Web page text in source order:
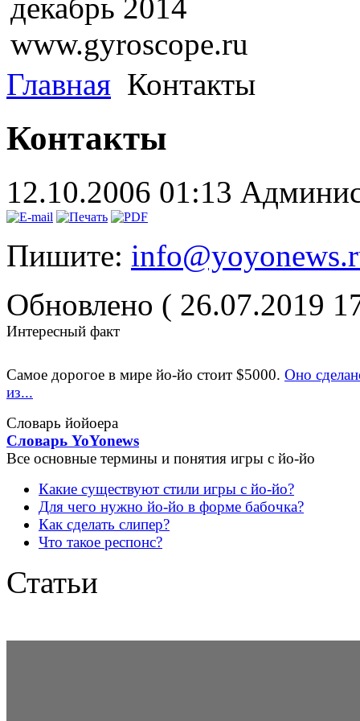
декабрь 2014
www.gyroscope.ru
Главная Контакты
Контакты
12.10.2006 01:13
Пишите:
Обновлено ( 26.07.2019
Интересный факт
Самое дорогое в мире йо-йо стоит $5000. Оно
из...
Словарь йойоера
Словарь YoYonews
Все основные термины и понятия игры с йо-йо
Какие существуют стили игры с йо-йо?
Для чего нужно йо-йо в форме бабочка?
Как сделать слипер?
Что такое респонс?
Статьи